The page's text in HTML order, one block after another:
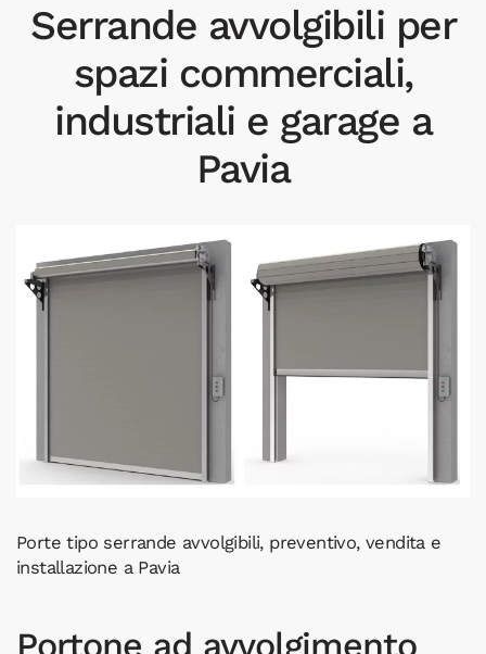
Serrande avvolgibili per
spazi commerciali,
industriali e garage a
Pavia
Porte tipo serrande avvolgibili, preventivo, vendita e
installazione a Pavia
Portone ad avvolgimento